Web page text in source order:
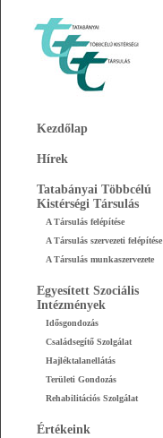
Kezdőlap
Hírek
Tatabányai Többcélú
Kistérségi Társulás
A Társulás felépítése
A Társulás szervezeti felépítése
A Társulás munkaszervezete
Egyesített Szociális
Intézmények
Idősgondozás
Családsegítő Szolgálat
Hajléktalanellátás
Területi Gondozás
Rehabilitációs Szolgálat
Értékeink